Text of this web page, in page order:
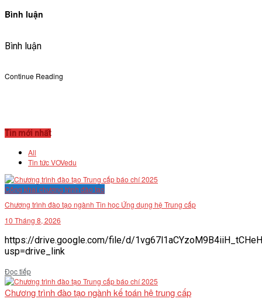
Bình luận
Bình luận
Continue Reading
Tin mới nhất
All
Tin tức VOVedu
Công khai chương trình đào tạo
Chương trình đào tạo ngành Tin học Ứng dụng hệ Trung cấp
10 Tháng 8, 2026
https://drive.google.com/file/d/
usp=drive_link
Đọc tiếpDetails
Chương trình đào tạo ngành kế toán hệ trung cấp